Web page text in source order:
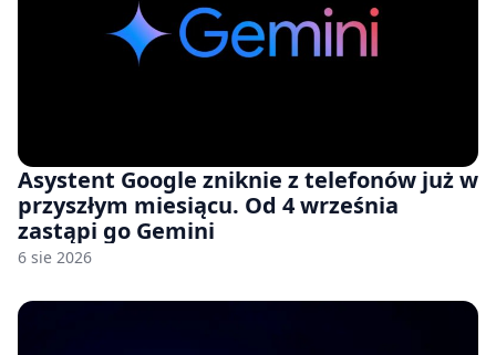
Asystent Google zniknie z telefonów już w
przyszłym miesiącu. Od 4 września
zastąpi go Gemini
6 sie 2026